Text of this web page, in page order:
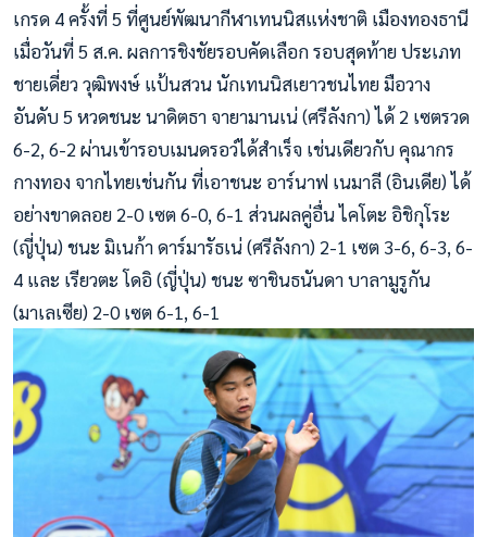
เกรด 4 ครั้งที่ 5 ที่ศูนย์พัฒนากีฬาเทนนิสแห่งชาติ เมืองทองธานี
เมื่อวันที่ 5 ส.ค. ผลการชิงชัยรอบคัดเลือก รอบสุดท้าย ประเภท
ชายเดี่ยว วุฒิพงษ์ แป้นสวน นักเทนนิสเยาวชนไทย มือวาง
อันดับ 5 หวดชนะ นาดิตธา จายามานเน่ (ศรีลังกา) ได้ 2 เซตรวด
6-2, 6-2 ผ่านเข้ารอบเมนดรอว์ได้สำเร็จ เช่นเดียวกับ คุณากร
กางทอง จากไทยเช่นกัน ที่เอาชนะ อาร์นาฟ เนมาลี (อินเดีย) ได้
อย่างขาดลอย 2-0 เซต 6-0, 6-1 ส่วนผลคู่อื่น ไคโตะ อิชิกุโระ
(ญี่ปุ่น) ชนะ มิเนก้า ดาร์มารัธเน่ (ศรีลังกา) 2-1 เซต 3-6, 6-3, 6-
4 และ เรียวตะ โดอิ (ญี่ปุ่น) ชนะ ซาชินธนันดา บาลามูรูกัน
(มาเลเซีย) 2-0 เซต 6-1, 6-1